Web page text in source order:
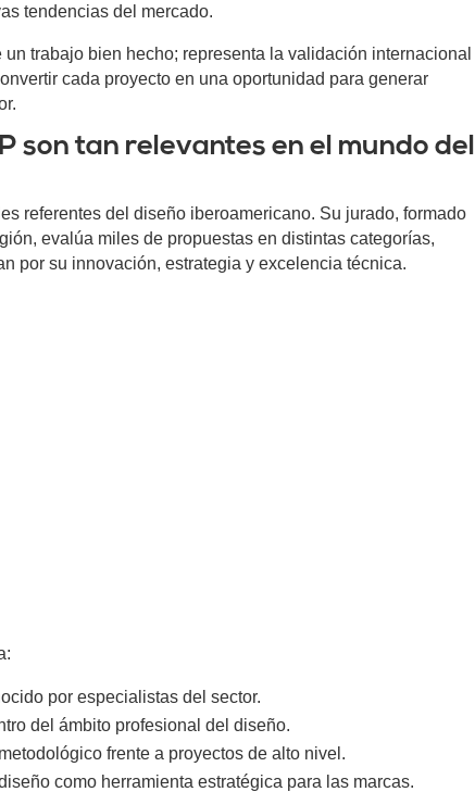
tendencias del mercado.
trabajo bien hecho; representa la validación internacional
cada proyecto en una oportunidad para generar
son tan relevantes en el mundo del
referentes del diseño iberoamericano. Su jurado, formado
evalúa miles de propuestas en distintas categorías,
por su innovación, estrategia y excelencia técnica.
por especialistas del sector.
del ámbito profesional del diseño.
frente a proyectos de alto nivel.
como herramienta estratégica para las marcas.